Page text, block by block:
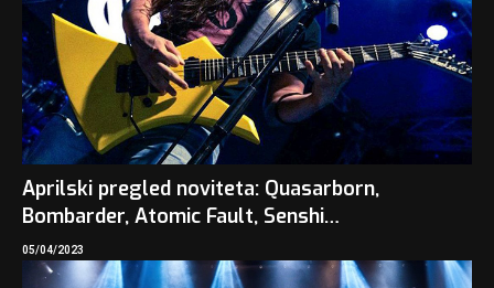
Aprilski pregled noviteta: Quasarborn,
Bombarder, Atomic Fault, Senshi…
05/04/2023